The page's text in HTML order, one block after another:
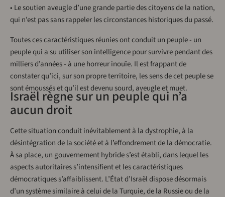
• Le soutien aveugle d’une grande partie des citoyens de la nation,
qui n’est pas sans rappeler les circonstances historiques du passé.
Toutes ces caractéristiques réunies ont conduit un peuple - un
peuple qui a su utiliser son intelligence pour survivre pendant des
milliers d’années - à une horreur inouïe. Il est frappant de
constater qu’ici, sur son propre territoire, les sens de cet peuple se
sont émoussés et qu’il est devenu sourd, aveugle et muet.
Israël règne sur un peuple qui n’a
aucun droit
Cette situation conduit inévitablement à la dystrophie, à la
désintégration de la société et à l’effondrement de la démocratie.
À sa place, un gouvernement hybride s’est établi, dans lequel les
aspects autoritaires s’intensifient et les caractéristiques
démocratiques s’affaiblissent. L’État d’Israël dispose désormais
d’un système similaire à celui de la Turquie, de la Russie ou de la